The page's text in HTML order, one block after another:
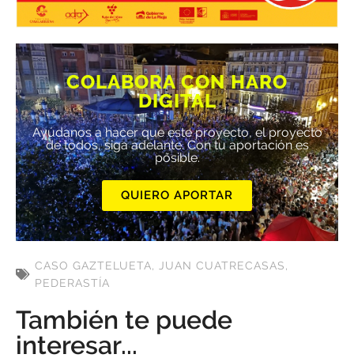
COLABORA CON HARO
DIGITAL
Ayúdanos a hacer que este proyecto, el proyecto
de todos, siga adelante. Con tu aportación es
posible.
QUIERO APORTAR
CASO GAZTELUETA, JUAN CUATRECASAS,
PEDERASTÍA
También te puede
interesar...